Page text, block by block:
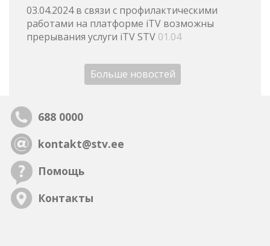
03.04.2024 в связи с профилактическими
работами на платформе iTV возможны
прерывания услуги iTV STV 01.04
Больше новостей
688 0000
kontakt@stv.ee
Помощь
Контакты